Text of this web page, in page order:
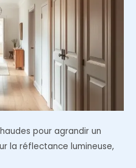
pour agrandir un
la réflectance lumineuse,